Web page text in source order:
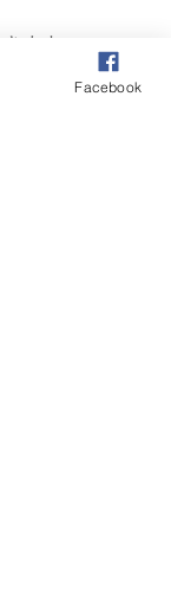
Facebook